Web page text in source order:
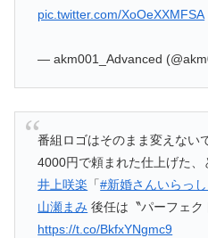
pic.twitter.com/XoOeXXMFSA
— akm001_Advanced
番組ロゴはそのまま変えない
4000円で頼まれた仕上げた
井上咲楽 「#新婚さんいらっ
山瀬まみ 後任は〝パーフェク
https://t.co/BkfxYNgmc9